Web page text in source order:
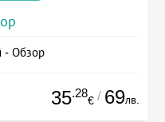
- Обзор
35.28
€ / 69лв.